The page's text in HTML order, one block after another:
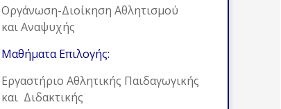
Οργάνωση-Διοίκηση Αθλητισμού
και Αναψυχής
Μαθήματα Επιλογής:
Εργαστήριο Αθλητικής Παιδαγωγικής
και Διδακτικής